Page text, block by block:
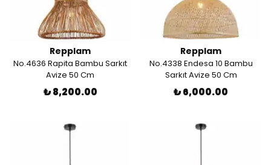
Repplam
No.4636 Rapita Bambu Sarkıt
Avize 50 Cm
₺ 8,200.00
Repplam
No.4338 Endesa 10 Bambu
Sarkıt Avize 50 Cm
₺ 6,000.00